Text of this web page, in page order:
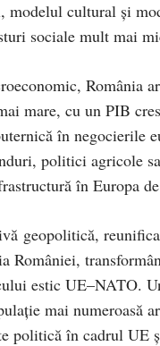
modelul cultural și
sociale mult mai
România
mare, cu un PIB
în negocierile
politici agricole
în Europa
geopolitică,
României,
estic UE–NATO.
mai numeroasă
politică în cadrul UE